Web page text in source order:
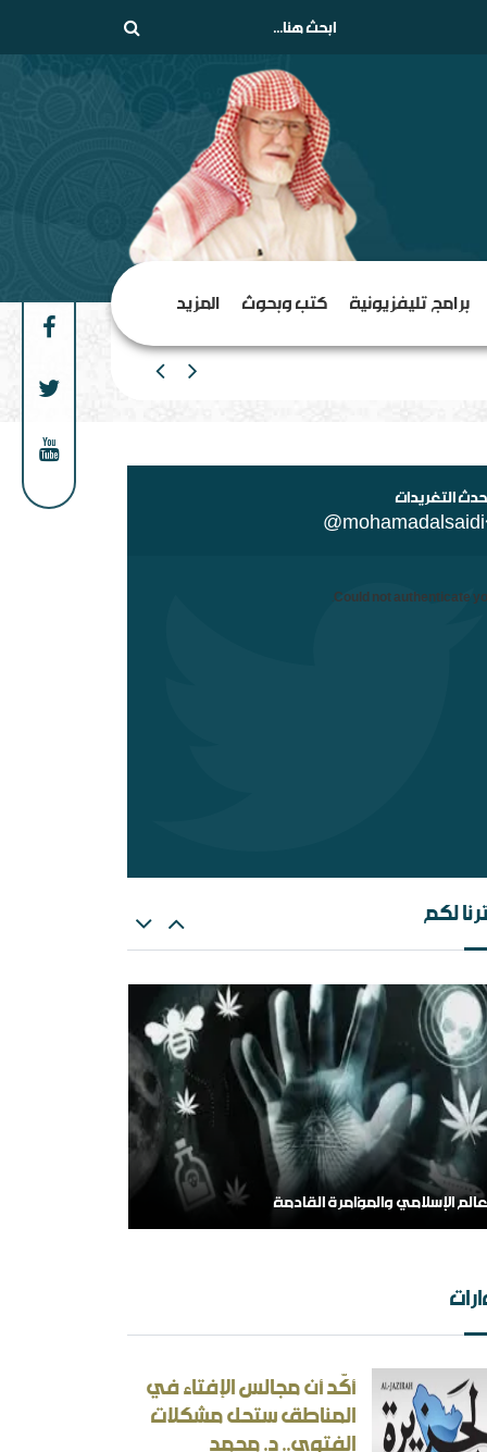
برامج تليفزيونية كتب وبحوث المزيد
من الهامش إلى المركز
التغريدات
Could not authenticate
لكم
شبهات عن الغلو عند السلفيين . ومنه مقتضبات من
سابقة
الإسلامي والمؤامرة القادمة
أكّد أن مجالس الإفتاء في
المناطق ستحل مشكلات
الفتوى.. د. محمد